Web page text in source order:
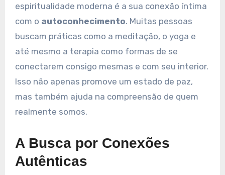
espiritualidade moderna é a sua conexão íntima
com o autoconhecimento. Muitas pessoas
buscam práticas como a meditação, o yoga e
até mesmo a terapia como formas de se
conectarem consigo mesmas e com seu interior.
Isso não apenas promove um estado de paz,
mas também ajuda na compreensão de quem
realmente somos.
A Busca por Conexões
Autênticas